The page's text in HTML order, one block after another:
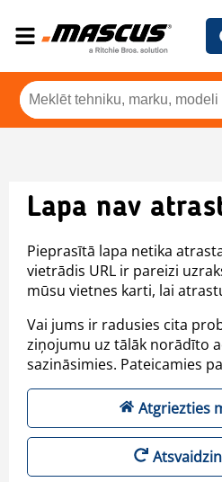
Lapa nav
Pieprasītā lapa netika
vietrādis URL ir pareizi
mūsu vietnes karti, lai
Vai jums ir radusies cita
ziņojumu uz tālāk norādīto
sazināsimies. Pateicamies
Atgriezties